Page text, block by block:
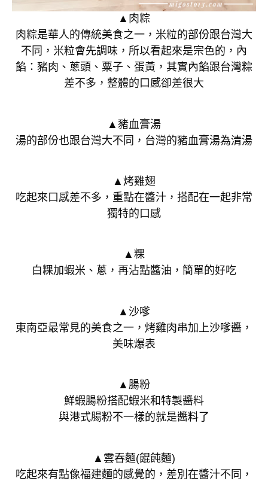
▲肉粽
肉粽是華人的傳統美食之一，米粒的部份跟台灣大
不同，米粒會先調味，所以看起來是宗色的，內
餡：豬肉、蔥頭、粟子、蛋黃，其實內餡跟台灣粽
差不多，整體的口感卻差很大
▲豬血膏湯
湯的部份也跟台灣大不同，台灣的豬血膏湯為清湯
▲烤雞翅
吃起來口感差不多，重點在醬汁，搭配在一起非常
獨特的口感
▲粿
白粿加蝦米、蔥，再沾點醬油，簡單的好吃
▲沙嗲
東南亞最常見的美食之一，烤雞肉串加上沙嗲醬，
美味爆表
▲腸粉
鮮蝦腸粉搭配蝦米和特製醬料
與港式腸粉不一樣的就是醬料了
▲雲吞麵(餛飩麵)
吃起來有點像福建麵的感覺的，差別在醬汁不同，